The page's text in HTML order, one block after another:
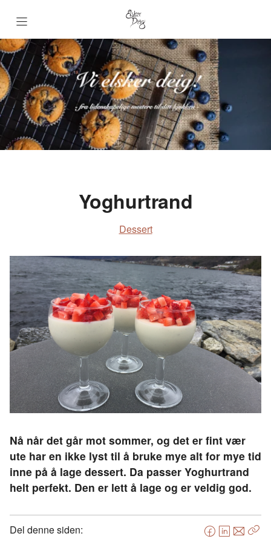
Forsiden BKLF
Småbakst
Brød
Yoghurtrand
Dessert
Nå når det går mot sommer, og det er fint vær
ute har en ikke lyst til å bruke mye alt for mye tid
inne på å lage dessert. Da passer Yoghurtrand
helt perfekt. Den er lett å lage og er veldig god.
Del denne siden:
F
L
E